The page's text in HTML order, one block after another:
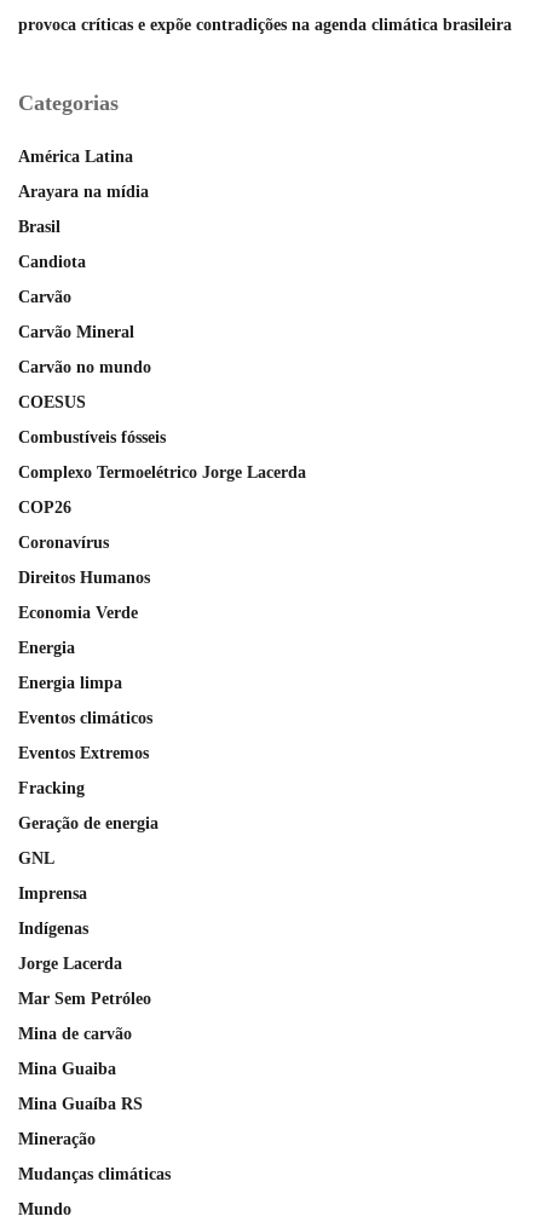
provoca críticas e expõe contradições na agenda climática brasileira
Categorias
América Latina
Arayara na mídia
Brasil
Candiota
Carvão
Carvão Mineral
Carvão no mundo
COESUS
Combustíveis fósseis
Complexo Termoelétrico Jorge Lacerda
COP26
Coronavírus
Direitos Humanos
Economia Verde
Energia
Energia limpa
Eventos climáticos
Eventos Extremos
Fracking
Geração de energia
GNL
Imprensa
Indígenas
Jorge Lacerda
Mar Sem Petróleo
Mina de carvão
Mina Guaiba
Mina Guaíba RS
Mineração
Mudanças climáticas
Mundo